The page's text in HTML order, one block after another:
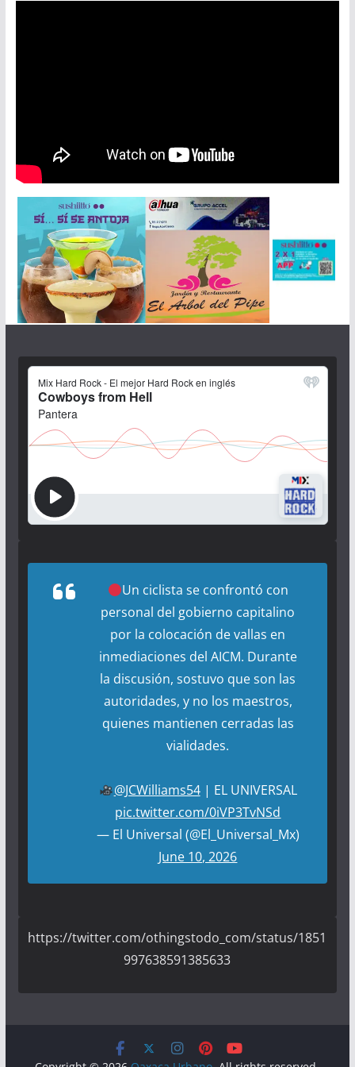
Un ciclista se confrontó con
personal del gobierno capitalino
por la colocación de vallas en
inmediaciones del AICM. Durante
la discusión, sostuvo que son las
autoridades, y no los maestros,
quienes mantienen cerradas las
vialidades.
@JCWilliams54| EL UNIVERSAL
pic.twitter.com/0iVP3TvNSd
— El Universal (@El_Universal_Mx)
June 10, 2026
https://twitter.com/othingstodo_com/status/1851
997638591385633